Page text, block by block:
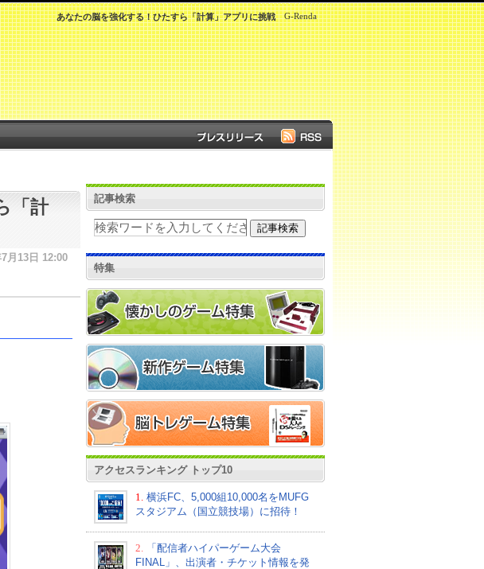
G-Renda
あなたの脳を強化する！ひたすら「計算」アプリに挑戦
「計
月13日 12:00
記事検索
特集
アクセスランキング トップ10
1.
横浜FC、5,000組10,000名をMUFG
スタジアム（国立競技場）に招待！
2.
「配信者ハイパーゲーム大会
FINAL」、出演者・チケット情報を発